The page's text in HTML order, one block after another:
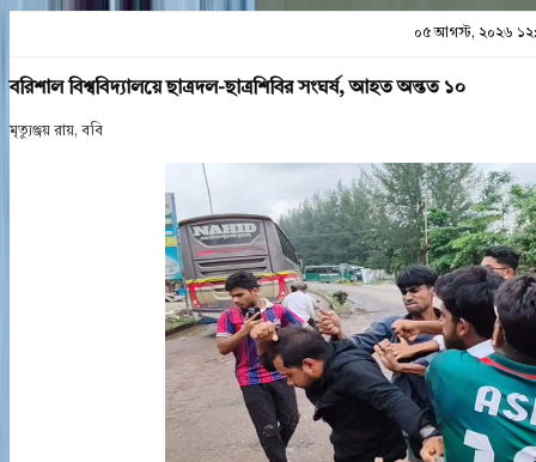
০৫ আগস্ট, ২০২৬
বরিশাল বিশ্ববিদ্যালয়ে ছাত্রদল-ছাত্রশিবির সংঘর্ষ, আহত অন্তত ১০
মৃত্যুঞ্জয় রায়, ববি